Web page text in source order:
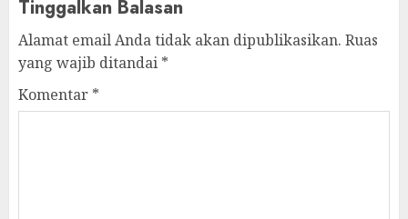
Tinggalkan Balasan
Alamat email Anda tidak akan dipublikasikan. Ruas
yang wajib ditandai *
Komentar *